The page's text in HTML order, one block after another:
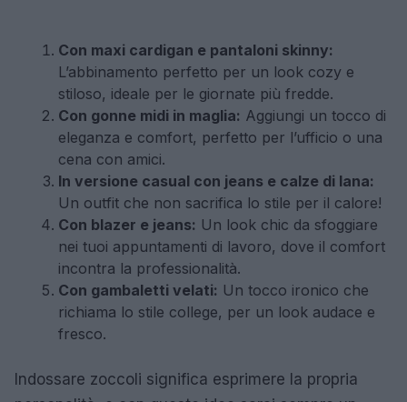
Con maxi cardigan e pantaloni skinny:
L’abbinamento perfetto per un look cozy e
stiloso, ideale per le giornate più fredde.
Con gonne midi in maglia: Aggiungi un tocco di
eleganza e comfort, perfetto per l’ufficio o una
cena con amici.
In versione casual con jeans e calze di lana:
Un outfit che non sacrifica lo stile per il calore!
Con blazer e jeans: Un look chic da sfoggiare
nei tuoi appuntamenti di lavoro, dove il comfort
incontra la professionalità.
Con gambaletti velati: Un tocco ironico che
richiama lo stile college, per un look audace e
fresco.
Indossare zoccoli significa esprimere la propria